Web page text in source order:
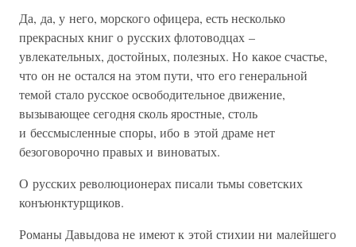
Да, да, у него, морского офицера, есть несколько
прекрасных книг о русских флотоводцах –
увлекательных, достойных, полезных. Но какое счастье,
что он не остался на этом пути, что его генеральной
темой стало русское освободительное движение,
вызывающее сегодня сколь яростные, столь
и бессмысленные споры, ибо в этой драме нет
безоговорочно правых и виноватых.
О русских революционерах писали тьмы советских
конъюнктурщиков.
Романы Давыдова не имеют к этой стихии ни малейшего